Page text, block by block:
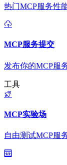
热门MCP服务性
MCP服务提交
发布你的MCP服
工具
MCP实验场
自由测试MCP服